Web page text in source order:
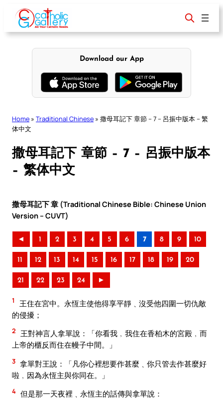
content
Download our App
Home » Traditional Chinese » 撒母耳記下 章節 – 7 – 呂振中版本 – 繁
体中文
撒母耳記下 章節 – 7 – 呂振中版本
– 繁体中文
撒母耳記下 章 (Traditional Chinese Bible: Chinese Union
Version – CUVT)
◄ 1 2 3 4 5 6 7 8 9 10
11 12 13 14 15 16 17 18 19 20
21 22 23 24 ►
1
王住在宮中。永恆主使他得享平靜﹑沒受他四圍一切仇敵
的侵擾；
2 王對神言人拿單說：「你看我﹐我住在香柏木的宮殿﹐而
上帝的櫃反而住在幔子中間。」
3 拿單對王說：「凡你心裡想要作甚麼﹑你只管去作甚麼好
啦﹐因為永恆主與你同在。」
4 但是那一天夜裡﹑永恆主的話傳與拿單說：